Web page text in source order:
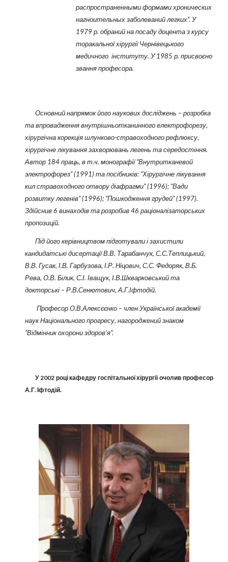
распространенными формами хронических
нагноительных заболеваний легких”. У
1979 р. обраний на посаду доцента з курсу
торакальної хірургії Чернівецького
медичного інституту. У 1985 р. присвоєно
звання професора.
Основний напрямок його наукових досліджень – розробка
та впровадження внутрішньотканинного електрофорезу,
хірургічна корекція шлунково-стравоходного рефлюксу,
хірургічне лікування захворювань легень та середостіння.
Автор 184 праць, в т.ч. монографії “Внутритканевой
электрофорез” (1991) та посібників: “Хірургічне лікування
кил стравоходного отвору діафрагми” (1996); “Вади
розвитку легенів” (1996); “Пошкодження грудей” (1997).
Здійснив 6 винаходів та розробив 46 раціоналізаторських
пропозицій.
Під його керівництвом підготували і захистили
кандидатські дисертації В.В. Тарабанчук, С.С.Теплицький,
В.В. Гусак, І.В. Гарбузо­ва, І.Р. Ніцович, С.С. Федоряк, В.Б.
Рева, О.В. Білик, С.І. Іващук, І.В.Шкварковський та
докторські – Р.В.Сенютович, А.Г.Іфтодій.
Професор О.В.Алексєєнко – член Української академії
наук Національного прогресу, нагороджений знаком
“Відмінник охорони здоров’я”.
У 2002 році кафедру госпітальної хірургії очолив професор
А.Г. Іфтодій.